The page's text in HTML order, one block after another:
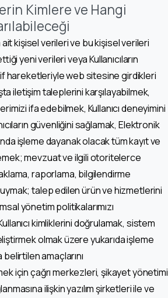
Kimlere ve Hangi
ait kişisel verileri ve bu kişisel verileri
yeni verileri veya Kullanıcıların
hareketleriyle web sitesine girdikleri
iletişim taleplerini karşılayabilmek,
ifa edebilmek, Kullanıcı deneyimini
güvenliğini sağlamak, Elektronik
işleme dayanak olacak tüm kayıt ve
mevzuat ve ilgili otoritelerce
raporlama, bilgilendirme
talep edilen ürün ve hizmetlerini
yönetim politikalarımızı
kimliklerini doğrulamak, sistem
olmak üzere yukarıda işleme
belirtilen amaçlarını
için çağrı merkezleri, şikayet yönetimi
ilişkin yazılım şirketleri ile ve